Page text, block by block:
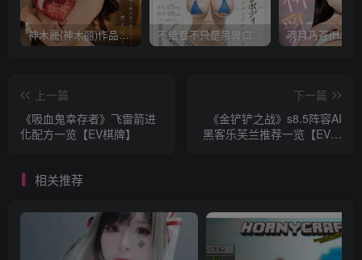
神木麗(神木丽)作品STARS-804发布！出道一周年，华丽布拉甲闪亮动人！【EV棋牌】 不给看不只是吊胃口！K奶的みなと羽琉(凑羽琉)原来是无码妹「水原圣子」？【EV棋牌】
上一篇
《吸血鬼幸存者》飞雷箭进
化配方一览【EV棋牌】
下一篇
《金铲铲之战》s8.5阵容AI
黑客乐芙兰推荐一览【EV棋
相关推荐